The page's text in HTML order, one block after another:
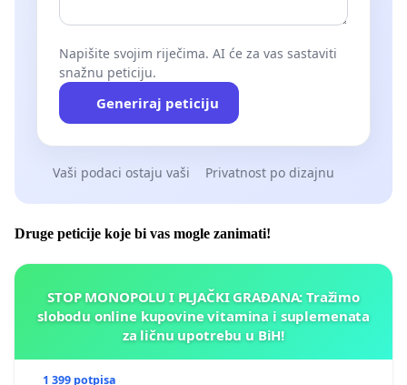
Napišite svojim riječima. AI će za vas sastaviti
snažnu peticiju.
Generiraj peticiju
Vaši podaci ostaju vaši Privatnost po dizajnu
Druge peticije koje bi vas mogle zanimati!
STOP MONOPOLU I PLJAČKI GRAĐANA: Tražimo
slobodu online kupovine vitamina i suplemenata
za ličnu upotrebu u BiH!
1 399 potpisa